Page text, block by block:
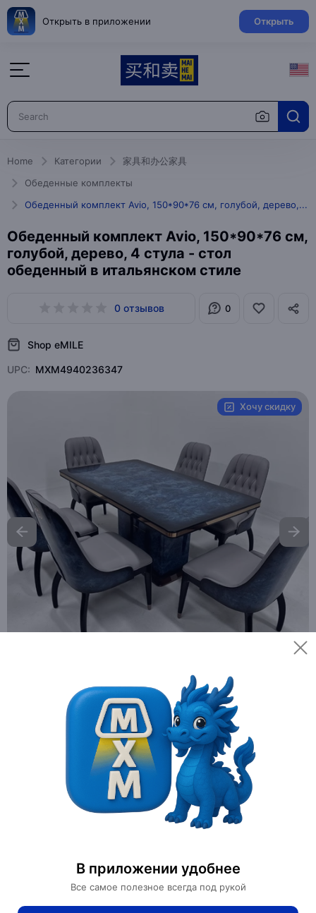
В приложении удобнее
Все самое полезное всегда под рукой
Открыть в приложении Открыть
Home Категории
家具和办公家具
Обеденные комплекты
Обеденный комплект Avio, 150*90*76 см, голубой, дерево, 4 стула - стол обеденный в итальянском стиле
Обеденный комплект Avio, 150*90*76 см,
голубой, дерево, 4 стула - стол
обеденный в итальянском стиле
0 отзывов 0
Shop eMILE
UPC: MXM4940236347
Хочу скидку
Цена за шт.
236,320 ₽
Оплачено:
Количество
In stock (2839 available)
Голубой
Материал столешницы
Дерево